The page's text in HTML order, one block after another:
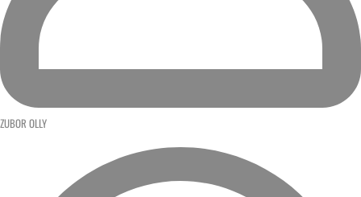
ZUBOR OLLY